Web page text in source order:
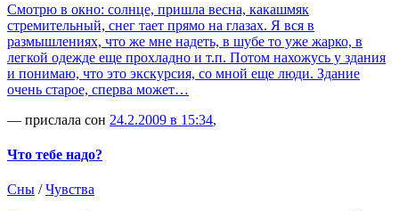
Смотрю в окно: солнце, пришла весна, какашмяк
стремительный, снег тает прямо на глазах. Я вся в
размышлениях, что же мне надеть, в шубе то уже жарко, в
легкой одежде еще прохладно и т.п. Потом нахожусь у здания
и понимаю, что это экскурсия, со мной еще люди. Здание
очень старое, сперва может…
— прислала сон 24.2.2009 в 15:34,
Что тебе надо?
Сны /Чувства